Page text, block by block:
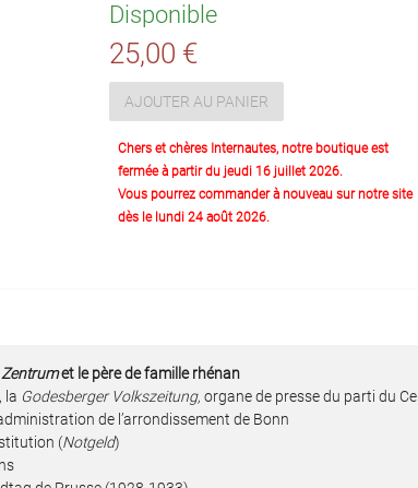
Disponible
25,00 €
AJOUTER AU PANIER
Chers et chères Internautes, notre boutique est
fermée à partir du jeudi 16 juillet 2026.
Vous pourrez commander à nouveau sur notre site
dès le lundi 24 août 2026.
Zentrumet le père de famille rhénan
la Godesberger Volkszeitung, organe de presse du parti du
de l’arrondissement de Bonn
(Notgeld)